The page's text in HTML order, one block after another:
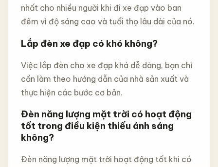
nhất cho nhiều người khi đi xe đạp vào ban
đêm vì độ sáng cao và tuổi thọ lâu dài của nó.
Lắp đèn xe đạp có khó không?
Việc lắp đèn cho xe đạp khá dễ dàng, bạn chỉ
cần làm theo hướng dẫn của nhà sản xuất và
thực hiện các bước cơ bản.
Đèn năng lượng mặt trời có hoạt động
tốt trong điều kiện thiếu ánh sáng
không?
Đèn năng lượng mặt trời hoạt động tốt khi có